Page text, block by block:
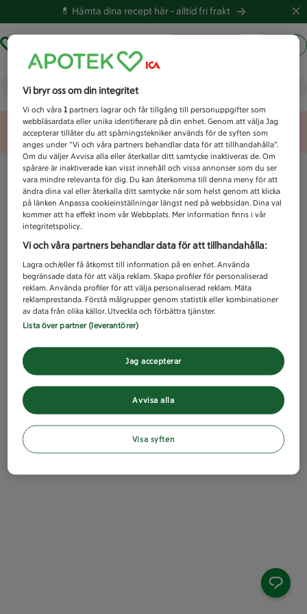
💊 Hämta dina recept här -alltid fri frakt
Vad letar du efter idag?
Unknown error
Vi bryr oss om din integritet
Vi och våra1 partners lagrar och får tillgång till personuppgifter som
webbläsardata eller unika identifierare på din enhet. Genom att välja Jag
accepterar tillåter du att spårningstekniker används för de syften som
anges under ”Vi och våra partners behandlar data för att tillhandahålla”.
Om du väljer Avvisa alla eller återkallar ditt samtycke inaktiveras de. Om
spårare är inaktiverade kan visst innehåll och vissa annonser som du ser
vara mindre relevanta för dig. Du kan återkomma till denna meny för att
ändra dina val eller återkalla ditt samtycke när som helst genom att klicka
på länken Anpassa cookieinställningar längst ned på webbsidan. Dina val
kommer att ha effekt inom vår Webbplats. Mer information finns i vår
integritetspolicy.
Vi och våra partners behandlar data för att tillhandahålla:
Lagra och/eller få åtkomst till information på en enhet. Använda
begränsade data för att välja reklam. Skapa profiler för personaliserad
reklam. Använda profiler för att välja personaliserad reklam. Mäta
reklamprestanda. Förstå målgrupper genom statistik eller kombinationer
av data från olika källor. Utveckla och förbättra tjänster.
Lista över partner (leverantörer)
Avvisa alla
Jag accepterar
Visa syften